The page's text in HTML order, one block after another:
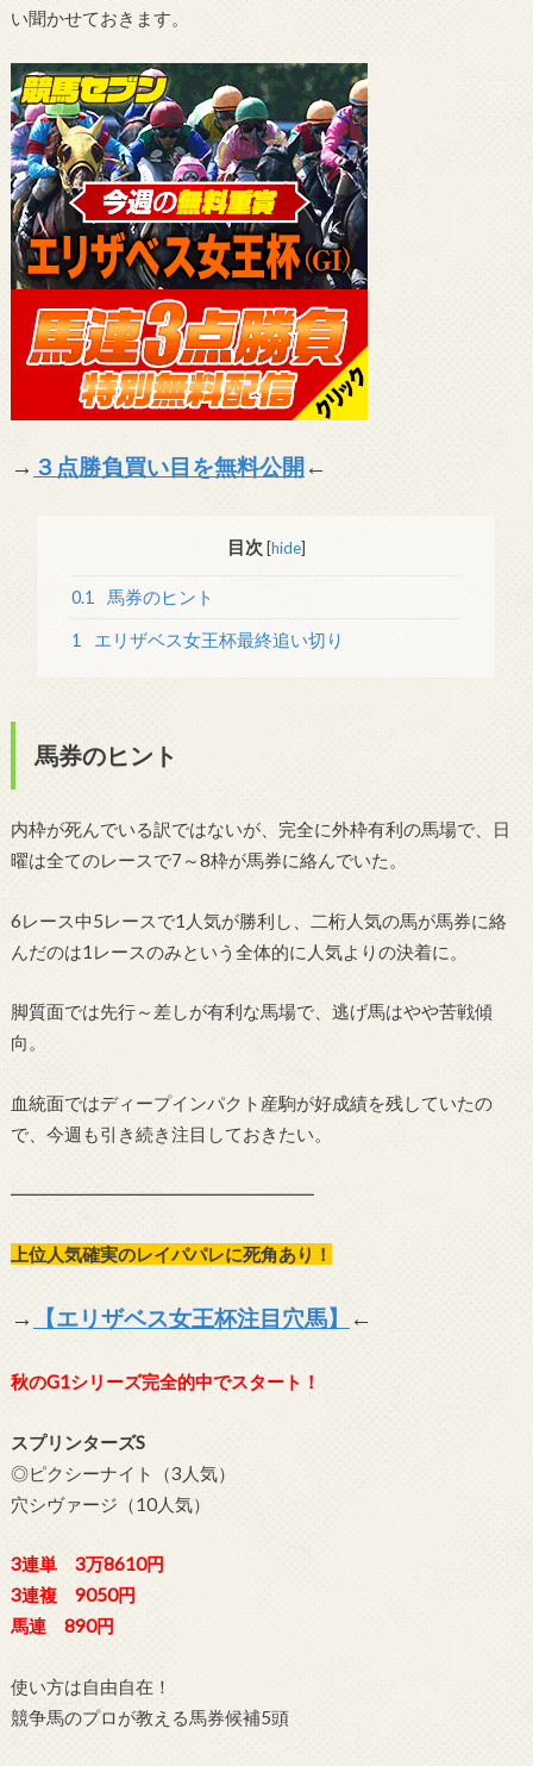
い聞かせておきます。
→ ３点勝負買い目を無料公開 ←
目次 [hide]
0.1 馬券のヒント
1 エリザベス女王杯最終追い切り
馬券のヒント
内枠が死んでいる訳ではないが、完全に外枠有利の馬場で、日
曜は全てのレースで7～8枠が馬券に絡んでいた。
6レース中5レースで1人気が勝利し、二桁人気の馬が馬券に絡
んだのは1レースのみという全体的に人気よりの決着に。
脚質面では先行～差しが有利な馬場で、逃げ馬はやや苦戦傾
向。
血統面ではディープインパクト産駒が好成績を残していたの
で、今週も引き続き注目しておきたい。
━━━━━━━━━━━━━━━━━
上位人気確実のレイパパレに死角あり！
→ 【エリザベス女王杯注目穴馬】 ←
秋のG1シリーズ完全的中でスタート！
スプリンターズS
◎ピクシーナイト（3人気）
穴シヴァージ（10人気）
3連単 3万8610円
3連複 9050円
馬連 890円
使い方は自由自在！
競争馬のプロが教える馬券候補5頭